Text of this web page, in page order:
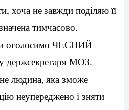
хоча не завжди поділяю її
тимчасово.
оголосимо ЧЕСНИЙ
МОЗ.
людина, яка зможе
неупереджено і зняти